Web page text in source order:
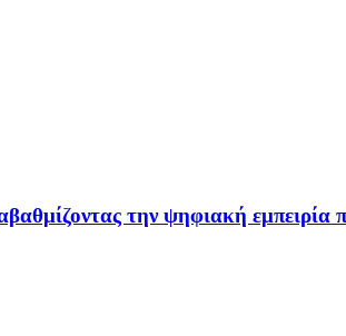
την ψηφιακή εμπειρία